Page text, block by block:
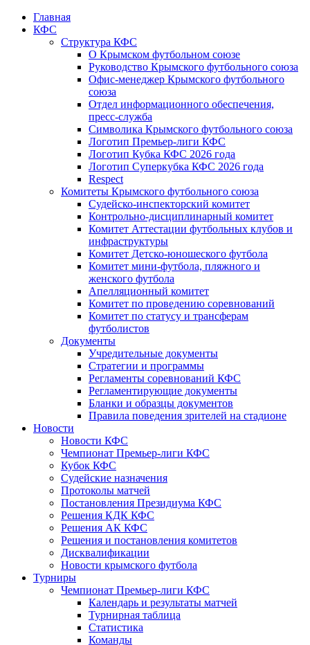
Главная
КФС
Структура КФС
О Крымском футбольном союзе
Руководство Крымского футбольного союза
Офис-менеджер Крымского футбольного
союза
Отдел информационного обеспечения,
пресс-служба
Символика Крымского футбольного союза
Логотип Премьер-лиги КФС
Логотип Кубка КФС 2026 года
Логотип Суперкубка КФС 2026 года
Respect
Комитеты Крымского футбольного союза
Судейско-инспекторский комитет
Контрольно-дисциплинарный комитет
Комитет Аттестации футбольных клубов и
инфраструктуры
Комитет Детско-юношеского футбола
Комитет мини-футбола, пляжного и
женского футбола
Апелляционный комитет
Комитет по проведению соревнований
Комитет по статусу и трансферам
футболистов
Документы
Учредительные документы
Стратегии и программы
Регламенты соревнований КФС
Регламентирующие документы
Бланки и образцы документов
Правила поведения зрителей на стадионе
Новости
Новости КФС
Чемпионат Премьер-лиги КФС
Кубок КФС
Судейские назначения
Протоколы матчей
Постановления Президиума КФС
Решения КДК КФС
Решения АК КФС
Решения и постановления комитетов
Дисквалификации
Новости крымского футбола
Турниры
Чемпионат Премьер-лиги КФС
Календарь и результаты матчей
Турнирная таблица
Статистика
Команды